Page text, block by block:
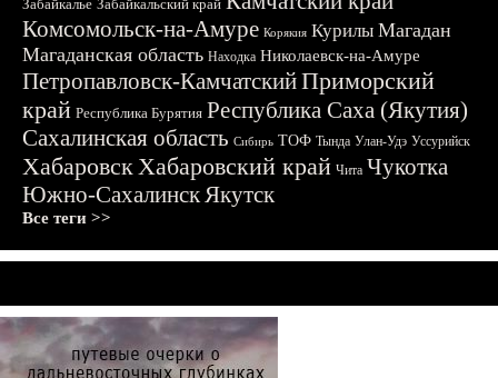
Забайкалье Забайкальский край
Комсомольск-на-Амуре Корякия Курилы Магадан
Магаданская область Находка Николаевск-на-Амуре
Петропавловск-КамчатскийПриморский
край Республика Бурятия Республика Саха (Якутия)
Сахалинская область Сибирь ТОФ Тында Улан-Удэ Уссурийск
ХабаровскХабаровский край Чита Чукотка
Южно-СахалинскЯкутск
Все теги >>